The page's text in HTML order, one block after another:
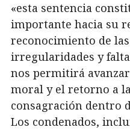
«esta sentencia
importante hacia su
reconocimiento de
irregularidades y
nos permitirá
moral y el retorno a
consagración dentro
Los condenados,